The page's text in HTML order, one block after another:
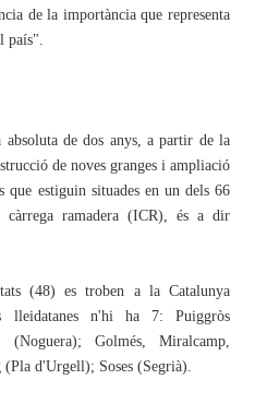
de la importància que representa
país".
absoluta de dos anys, a partir de la
de noves granges i ampliació
que estiguin situades en un dels 66
ramadera (ICR), és a dir
(48) es troben a la Catalunya
lleidatanes n'hi ha 7: Puiggròs
(Noguera); Golmés, Miralcamp,
(Pla d'Urgell); Soses (Segrià).